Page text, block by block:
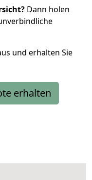
Dann holen
und erhalten Sie
erhalten